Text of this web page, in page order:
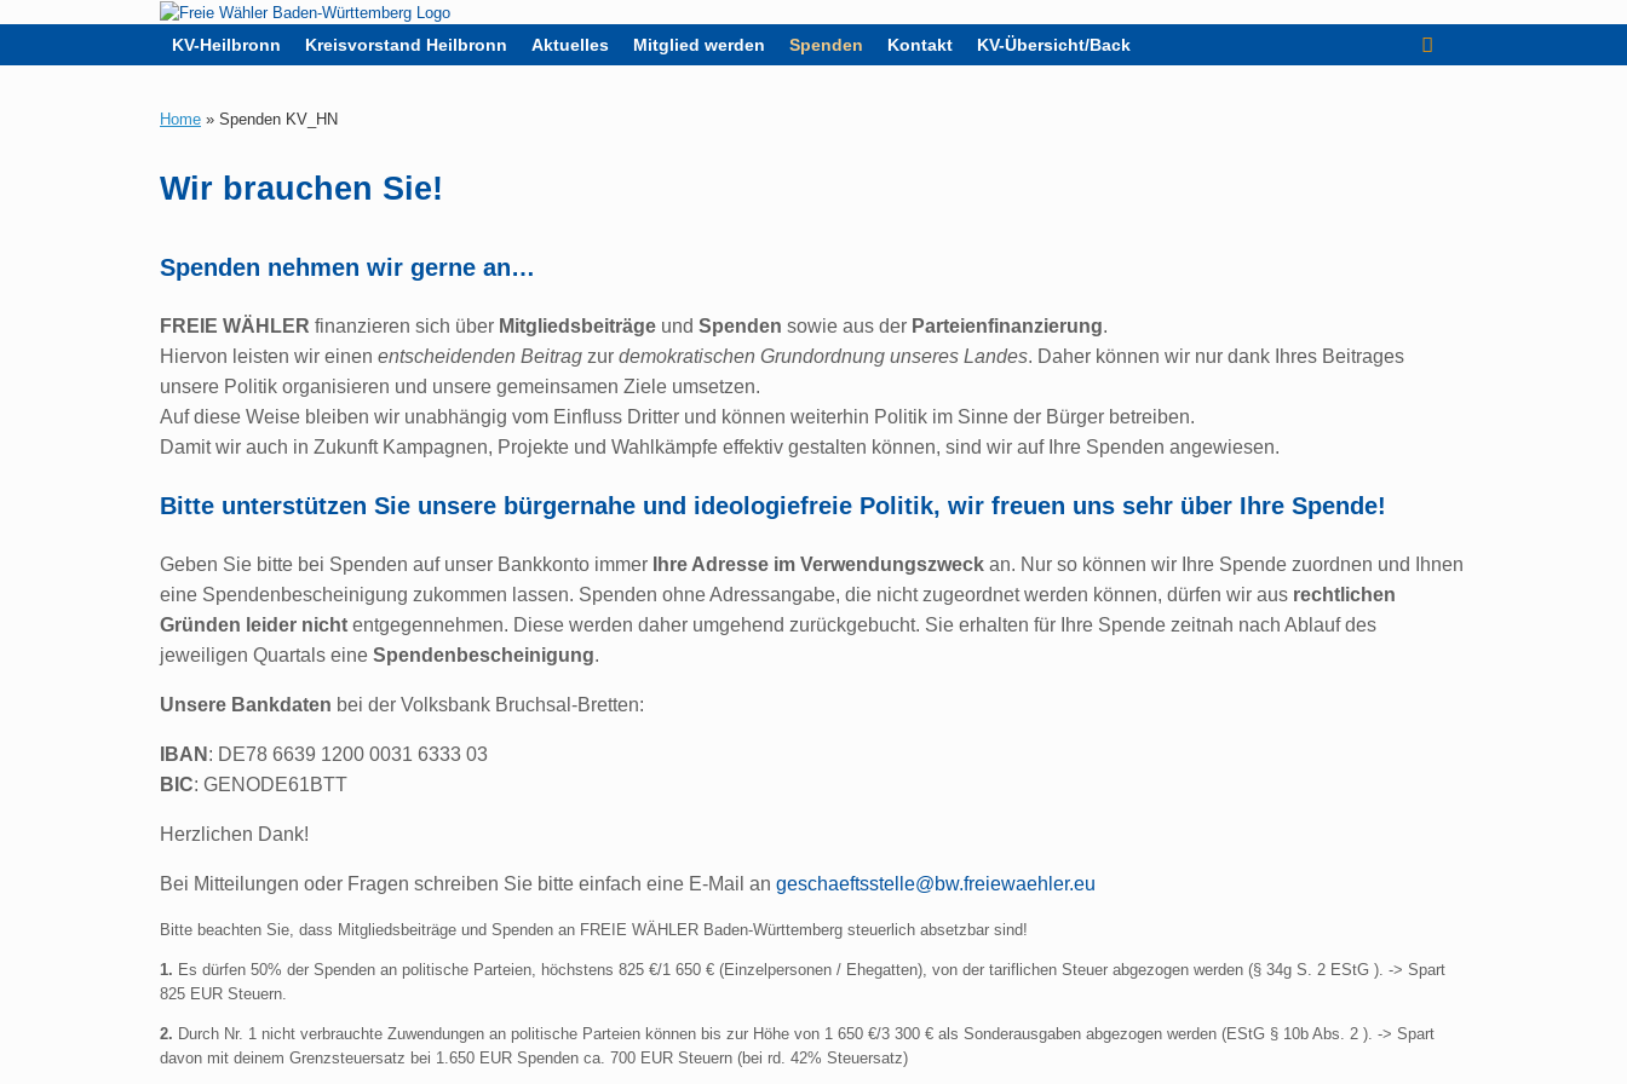
KV-Heilbronn Kreisvorstand Heilbronn Aktuelles Mitglied werden Spenden Kontakt KV-Übersicht/Back
Home » Spenden KV_HN
Wir brauchen Sie!
Spenden nehmen wir gerne an…
FREIE WÄHLER finanzieren sich über Mitgliedsbeiträge und Spenden sowie aus der Parteienfinanzierung.
Hiervon leisten wir einen entscheidenden Beitrag zur demokratischen Grundordnung unseres Landes. Daher können wir nur dank Ihres Beitrages
unsere Politik organisieren und unsere gemeinsamen Ziele umsetzen.
Auf diese Weise bleiben wir unabhängig vom Einfluss Dritter und können weiterhin Politik im Sinne der Bürger betreiben.
Damit wir auch in Zukunft Kampagnen, Projekte und Wahlkämpfe effektiv gestalten können, sind wir auf Ihre Spenden angewiesen.
Bitte unterstützen Sie unsere bürgernahe und ideologiefreie Politik, wir freuen uns sehr über Ihre Spende!
Geben Sie bitte bei Spenden auf unser Bankkonto immer Ihre Adresse im Verwendungszweck an. Nur so können wir Ihre Spende zuordnen und Ihnen
eine Spendenbescheinigung zukommen lassen. Spenden ohne Adressangabe, die nicht zugeordnet werden können, dürfen wir aus rechtlichen
Gründen leider nicht entgegennehmen. Diese werden daher umgehend zurückgebucht. Sie erhalten für Ihre Spende zeitnah nach Ablauf des
jeweiligen Quartals eine Spendenbescheinigung.
Unsere Bankdaten bei der Volksbank Bruchsal-Bretten:
IBAN : DE78 6639 1200 0031 6333 03
BIC: GENODE61BTT
Herzlichen Dank!
Bei Mitteilungen oder Fragen schreiben Sie bitte einfach eine E-Mail an geschaeftsstelle@bw.freiewaehler.eu
Bitte beachten Sie, dass Mitgliedsbeiträge und Spenden an FREIE WÄHLER Baden-Württemberg steuerlich absetzbar sind!
1. Es dürfen 50% der Spenden an politische Parteien, höchstens 825 €/1 650 € (Einzelpersonen / Ehegatten), von der tariflichen Steuer abgezogen werden (§ 34g S. 2 EStG ). -> Spart
825 EUR Steuern.
2. Durch Nr. 1 nicht verbrauchte Zuwendungen an politische Parteien können bis zur Höhe von 1 650 €/3 300 € als Sonderausgaben abgezogen werden (EStG § 10b Abs. 2 ). -> Spart
davon mit deinem Grenzsteuersatz bei 1.650 EUR Spenden ca. 700 EUR Steuern (bei rd. 42% Steuersatz)